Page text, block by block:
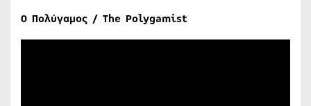
Ο Πολύγαμος / The Polygamist